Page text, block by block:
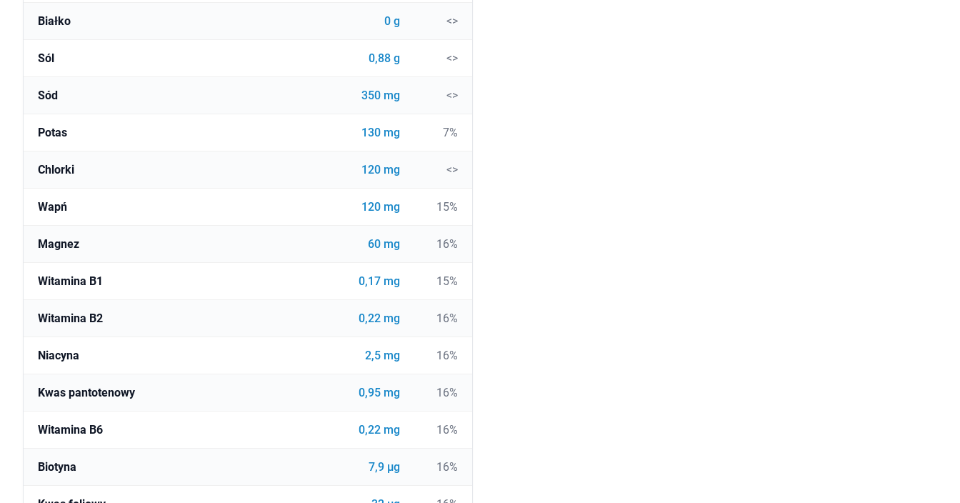
Białko 0 g <>
Sól 0,88 g <>
Sód 350 mg <>
Potas 130 mg 7%
Chlorki 120 mg <>
Wapń 120 mg 15%
Magnez 60 mg 16%
Witamina B1 0,17 mg 15%
Witamina B2 0,22 mg 16%
Niacyna 2,5 mg 16%
Kwas pantotenowy 0,95 mg 16%
Witamina B6 0,22 mg 16%
Biotyna 7,9 µg 16%